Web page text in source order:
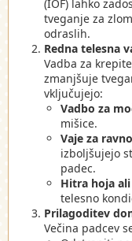
(IOF) lahko
tveganje za
odraslih.
Redna telesna
Vadba za
zmanjšuje
vključujejo:
Vadbo za
mišice.
Vaje za
izboljšujejo
padec.
Hitra hoja
telesno
Prilagoditev
Večina padcev